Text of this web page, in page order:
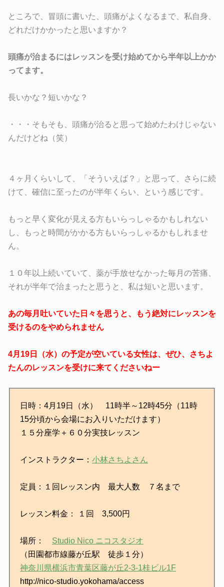
ところで、冒頭に書いた、頭痛がよくなるまで、私自身、
どれだけかかったと思いますか？
頭痛が治まるにはレッスンを受け始めてから半年以上かか
ってます。
長いかな？短いかな？
・・・そもそも、頭痛が治ると思って始めたわけじゃない
んだけどね（笑）
４ヶ月くらいして、「そういえば？」と思って、さらに続
けて、確信に至ったのが半年くらい、という感じです。
もっと早く変化が見える方もいらっしゃるかもしれない
し、もっと時間がかかる方もいらっしゃるかもしれませ
ん。
１０年以上続いていて、薬が手放せなかった毎月の苦痛、
それが半年で治まったと思うと、私は短いと思います。
あの毎月吐いていた日々を思うと、もう絶対にレッスンを
受けるのをやめられません
4月19日（水）の予定が空いている女性は、ぜひ、さちよ
たんのレッスンを受けに来てくださいねー
日時：4月19日（水） 11時半～12時45分（11時
15分頃から会場にお入りいただけます）
１５分座学＋６０分実技レッスン
インストラクター： 小林さちよさん
定員：１回レッスン内 最大人数 ７名まで
レッスン料金： １回 3,500円
場所： Studio Nico ニコスタジオ
（田園都市線藤が丘駅 徒歩１分）
神奈川県横浜市青葉区藤が丘2-3-1桂ビル1F
http://nico-studio.yokohama/access